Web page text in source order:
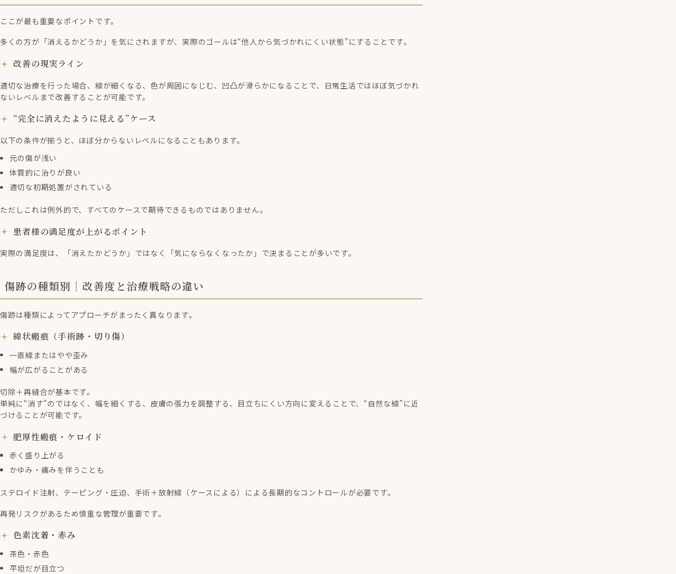
ここが最も重要なポイントです。
多くの方が「消えるかどうか」を気にされますが、実際のゴールは“他人から気づかれにくい状態”にすることです。
改善の現実ライン
適切な治療を行った場合、線が細くなる、色が周囲になじむ、凹凸が滑らかになることで、日常生活ではほぼ気づかれ
ないレベルまで改善することが可能です。
“完全に消えたように見える”ケース
以下の条件が揃うと、ほぼ分からないレベルになることもあります。
元の傷が浅い
体質的に治りが良い
適切な初期処置がされている
ただしこれは例外的で、すべてのケースで期待できるものではありません。
患者様の満足度が上がるポイント
実際の満足度は、「消えたかどうか」ではなく「気にならなくなったか」で決まることが多いです。
傷跡の種類別｜改善度と治療戦略の違い
傷跡は種類によってアプローチがまったく異なります。
線状瘢痕（手術跡・切り傷）
一直線またはやや歪み
幅が広がることがある
切除＋再縫合が基本です。
単純に“消す”のではなく、幅を細くする、皮膚の張力を調整する、目立ちにくい方向に変えることで、“自然な線”に近
づけることが可能です。
肥厚性瘢痕・ケロイド
赤く盛り上がる
かゆみ・痛みを伴うことも
ステロイド注射、テーピング・圧迫、手術＋放射線（ケースによる）による長期的なコントロールが必要です。
再発リスクがあるため慎重な管理が重要です。
色素沈着・赤み
茶色・赤色
平坦だが目立つ